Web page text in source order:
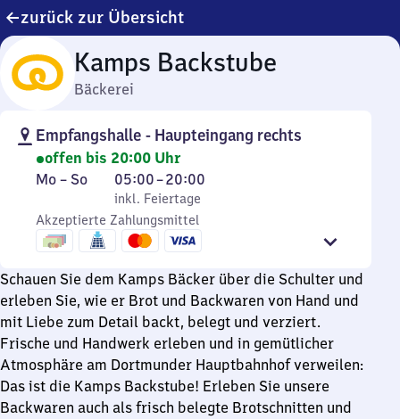
zurück zur Übersicht
Kamps Backstube
Bäckerei
Empfangshalle - Haupteingang rechts
offen bis 20:00 Uhr
Montag
Sonntag
Mo – So,
inkl. Feiertage
05:00–20:00
Von
5
Uhr
bis
Uhr
inkl. Feiertage
Akzeptierte Zahlungsmittel
Schauen Sie dem Kamps Bäcker über die Schulter und
erleben Sie, wie er Brot und Backwaren von Hand und
mit Liebe zum Detail backt, belegt und verziert.
Frische und Handwerk erleben und in gemütlicher
Atmosphäre am Dortmunder Hauptbahnhof verweilen:
Das ist die Kamps Backstube! Erleben Sie unsere
Backwaren auch als frisch belegte Brotschnitten und